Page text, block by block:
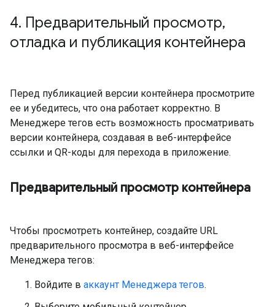
4. Предварительный просмотр,
отладка и публикация контейнера
Перед публикацией версии контейнера просмотрите
ее и убедитесь, что она работает корректно. В
Менеджере тегов есть возможность просматривать
версии контейнера, создавая в веб-интерфейсе
ссылки и QR-коды для перехода в приложение.
Предварительный просмотр контейнера
Чтобы просмотреть контейнер, создайте URL
предварительного просмотра в веб-интерфейсе
Менеджера тегов:
Войдите в аккаунт Менеджера тегов.